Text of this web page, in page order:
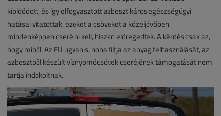
kioldódott, és így elfogyasztott azbeszt káros egészségügyi
hatásai vitatottak, ezeket a csöveket a közeljövőben
mindenképpen cserélni kell, hiszen elöregedtek. A kérdés csak az,
hogy miből. Az EU ugyanis, noha tiltja az anyag felhasználását, az
azbesztből készült víznyomócsövek cseréjének támogatását nem
tartja indokoltnak.